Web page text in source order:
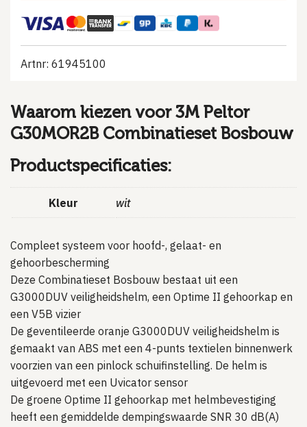
Artnr: 61945100
Waarom kiezen voor 3M Peltor
G30MOR2B Combinatieset Bosbouw
Productspecificaties:
Kleur wit
Compleet systeem voor hoofd-, gelaat- en
gehoorbescherming
Deze Combinatieset Bosbouw bestaat uit een
G3000DUV veiligheidshelm, een Optime II gehoorkap en
een V5B vizier
De geventileerde oranje G3000DUV veiligheidshelm is
gemaakt van ABS met een 4-punts textielen binnenwerk
voorzien van een pinlock schuifinstelling. De helm is
uitgevoerd met een Uvicator sensor
De groene Optime II gehoorkap met helmbevestiging
heeft een gemiddelde dempingswaarde SNR 30 dB(A)